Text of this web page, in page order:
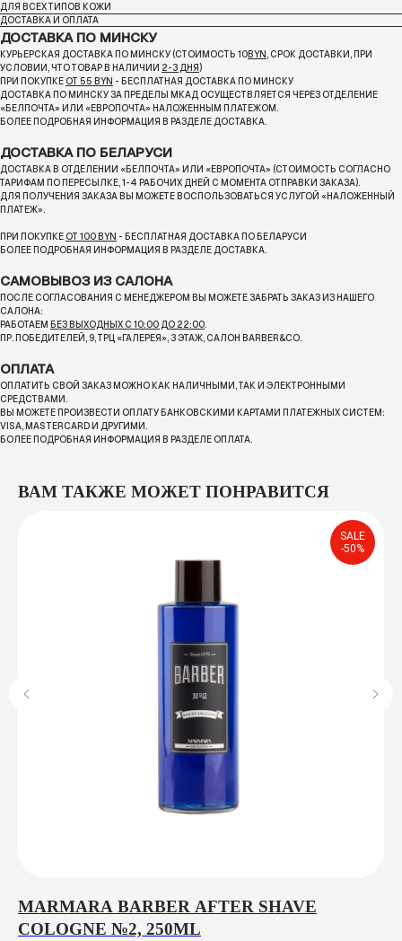
ДЛЯ ВСЕХ ТИПОВ КОЖИ
ДОСТАВКА И ОПЛАТА
ДОСТАВКА ПО МИНСКУ
КУРЬЕРСКАЯ ДОСТАВКА ПО МИНСКУ (СТОИМОСТЬ 10BYN, СРОК ДОСТАВКИ, ПРИ
УСЛОВИИ, ЧТО ТОВАР В НАЛИЧИИ 2-3 ДНЯ )
ПРИ ПОКУПКЕ ОТ 55 BYN - БЕСПЛАТНАЯ ДОСТАВКА ПО МИНСКУ
ДОСТАВКА ПО МИНСКУ ЗА ПРЕДЕЛЫ МКАД ОСУЩЕСТВЛЯЕТСЯ ЧЕРЕЗ ОТДЕЛЕНИЕ
«БЕЛПОЧТА» ИЛИ «ЕВРОПОЧТА» НАЛОЖЕННЫМ ПЛАТЕЖОМ.
БОЛЕЕ ПОДРОБНАЯ ИНФОРМАЦИЯ В РАЗДЕЛЕ ДОСТАВКА.
ДОСТАВКА ПО БЕЛАРУСИ
ДОСТАВКА В ОТДЕЛЕНИИ «БЕЛПОЧТА» ИЛИ «ЕВРОПОЧТА» (СТОИМОСТЬ СОГЛАСНО
ТАРИФАМ ПО ПЕРЕСЫЛКЕ, 1-4 РАБОЧИХ ДНЕЙ С МОМЕНТА ОТПРАВКИ ЗАКАЗА).
ДЛЯ ПОЛУЧЕНИЯ ЗАКАЗА ВЫ МОЖЕТЕ ВОСПОЛЬЗОВАТЬСЯ УСЛУГОЙ «НАЛОЖЕННЫЙ
ПЛАТЕЖ».
ПРИ ПОКУПКЕ ОТ 100 BYN - БЕСПЛАТНАЯ ДОСТАВКА ПО БЕЛАРУСИ
БОЛЕЕ ПОДРОБНАЯ ИНФОРМАЦИЯ В РАЗДЕЛЕ ДОСТАВКА.
САМОВЫВОЗ ИЗ САЛОНА
ПОСЛЕ СОГЛАСОВАНИЯ С МЕНЕДЖЕРОМ ВЫ МОЖЕТЕ ЗАБРАТЬ ЗАКАЗ ИЗ НАШЕГО
САЛОНА:
РАБОТАЕМ БЕЗ ВЫХОДНЫХ С 10:00 ДО 22:00.
ПР. ПОБЕДИТЕЛЕЙ, 9, ТРЦ «ГАЛЕРЕЯ», 3 ЭТАЖ, САЛОН BARBER&CO.
ОПЛАТА
ОПЛАТИТЬ СВОЙ ЗАКАЗ МОЖНО КАК НАЛИЧНЫМИ, ТАК И ЭЛЕКТРОННЫМИ
СРЕДСТВАМИ.
ВЫ МОЖЕТЕ ПРОИЗВЕСТИ ОПЛАТУ БАНКОВСКИМИ КАРТАМИ ПЛАТЕЖНЫХ СИСТЕМ:
VISA, MASTERCARD И ДРУГИМИ.
БОЛЕЕ ПОДРОБНАЯ ИНФОРМАЦИЯ В РАЗДЕЛЕ ОПЛАТА.
ВАМ ТАКЖЕ МОЖЕТ ПОНРАВИТСЯ
SALE
-50%
MARMARA BARBER AFTER SHAVE
COLOGNE №2, 250ML